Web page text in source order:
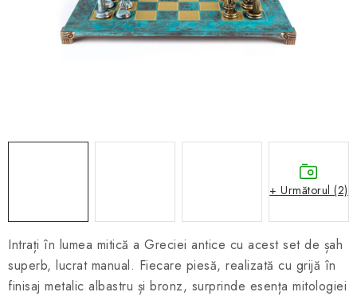
MERCH ȘAH
Intrați în lumea mitică a Greciei antice cu acest set de șah
superb, lucrat manual. Fiecare piesă, realizată cu grijă în
finisaj metalic albastru și bronz, surprinde esența mitologiei
+ Următorul (2)